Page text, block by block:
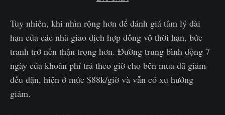
Tuy nhiên, khi nhìn rộng hơn để đánh giá tâm lý dài
hạn của các nhà giao dịch hợp đồng vô thời hạn, bức
tranh trở nên thận trọng hơn. Đường trung bình động 7
ngày của khoản phí trả theo giờ cho bên mua đã giảm
đều đặn, hiện ở mức $88k/giờ và vẫn có xu hướng
giảm.